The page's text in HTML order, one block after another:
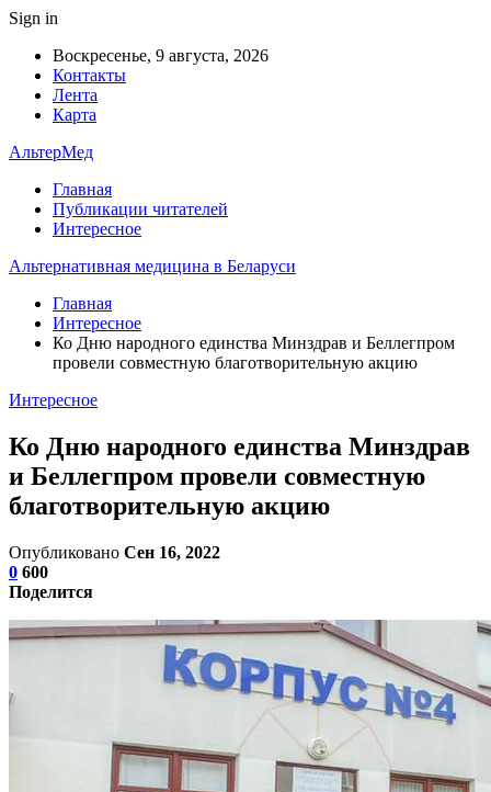
Sign in
Воскресенье, 9 августа, 2026
Контакты
Лента
Карта
АльтерМед
Главная
Публикации читателей
Интересное
Альтернативная медицина в Беларуси
Главная
Интересное
Ко Дню народного единства Минздрав и Беллегпром
провели совместную благотворительную акцию
Интересное
Ко Дню народного единства Минздрав
и Беллегпром провели совместную
благотворительную акцию
Опубликовано Сен 16, 2022
0 600
Поделится